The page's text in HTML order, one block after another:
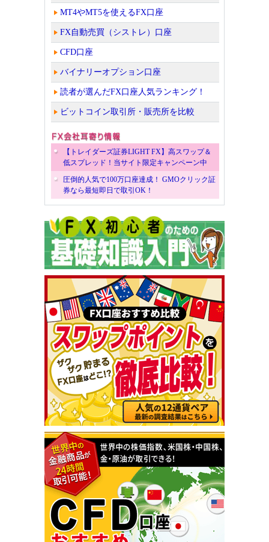
MT4やMT5を使えるFX口座
FX自動売買（シストレ）口座
CFD口座
バイナリーオプション口座
読者が選んだFX口座人気ランキング！
ビットコイン取引所・販売所を比較
【トレイダーズ証券LIGHT FX】高スワップ＆
低スプレッド！当サイト限定キャンペーン中
圧倒的人気で100万口座達成！ GMOクリック証
券なら最短即日で取引OK！